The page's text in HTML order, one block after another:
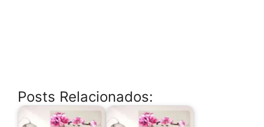
Posts Relacionados: